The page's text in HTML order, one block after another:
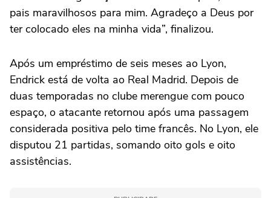
pais maravilhosos para mim. Agradeço a Deus por
ter colocado eles na minha vida”, finalizou.
Após um empréstimo de seis meses ao Lyon,
Endrick está de volta ao Real Madrid. Depois de
duas temporadas no clube merengue com pouco
espaço, o atacante retornou após uma passagem
considerada positiva pelo time francês. No Lyon, ele
disputou 21 partidas, somando oito gols e oito
assistências.